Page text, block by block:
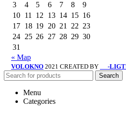
3
4 5 6 7 8
9
10 11 12 13 14 15 16
17 18 19 20 21 22 23
24 25 26 27 28 29 30
31
« Мар
VOLOKNO 2021 CREATED BY -
Search
Menu
Categories